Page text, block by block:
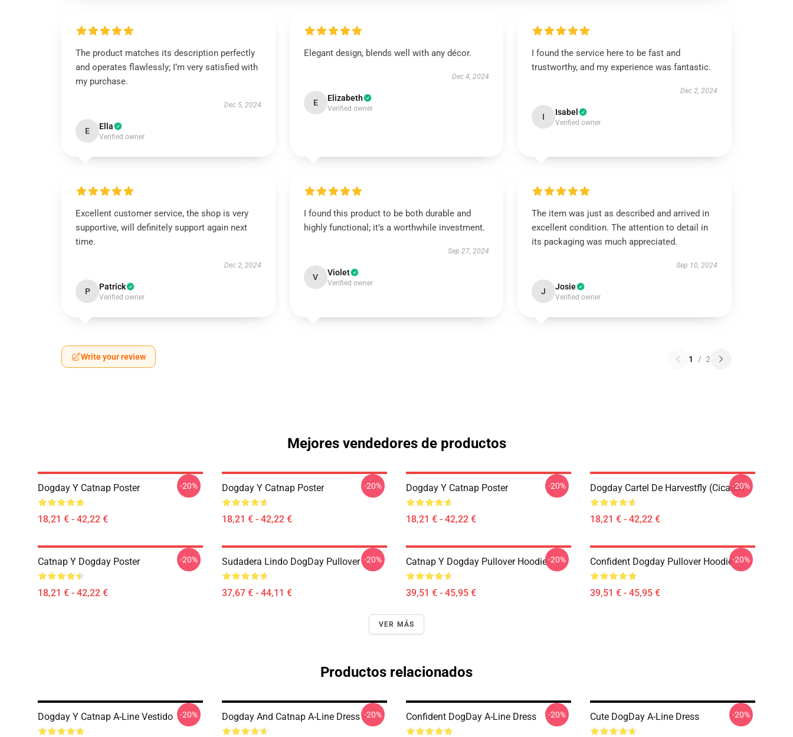
The product matches its description perfectly
and operates flawlessly; I’m very satisfied with
my purchase.
Dec 5, 2024
E Ella
Verified owner
Elegant design, blends well with any décor.
Dec 4, 2024
E Elizabeth
Verified owner
I found the service here to be fast and
trustworthy, and my experience was fantastic.
Dec 2, 2024
I Isabel
Verified owner
Excellent customer service, the shop is very
supportive, will definitely support again next
time.
Dec 2, 2024
P Patrick
Verified owner
I found this product to be both durable and
highly functional; it’s a worthwhile investment.
Sep 27, 2024
V Violet
Verified owner
The item was just as described and arrived in
excellent condition. The attention to detail in
its packaging was much appreciated.
Sep 10, 2024
J Josie
Verified owner
Write your review 1 / 2
Mejores vendedores de productos
Dogday Y Catnap Poster
18,21 € - 42,22 €
-20% Dogday Y Catnap Poster
18,21 € - 42,22 €
-20% Dogday Y Catnap Poster
18,21 € - 42,22 €
-20% Dogday Cartel De Harvestfly (Cicada)
18,21 € - 42,22 €
-20%
Catnap Y Dogday Poster
18,21 € - 42,22 €
-20% Sudadera Lindo DogDay Pullover
37,67 € - 44,11 €
-20% Catnap Y Dogday Pullover Hoodie
39,51 € - 45,95 €
-20% Confident Dogday Pullover Hoodie
39,51 € - 45,95 €
-20%
VER MÁS
Productos relacionados
Dogday Y Catnap A-Line Vestido -20% Dogday And Catnap A-Line Dress -20% Confident DogDay A-Line Dress -20% Cute DogDay A-Line Dress -20%